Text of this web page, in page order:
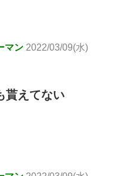
マン 2022/03/09(水)
えてない